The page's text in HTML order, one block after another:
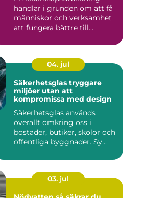
handlar i grunden om att få
människor och verksamhet
att fungera bättre till...
04. jul
Säkerhetsglas tryggare
miljöer utan att
kompromissa med design
Säkerhetsglas används
överallt omkring oss i
bostäder, butiker, skolor och
offentliga byggnader. Sy...
03. jul